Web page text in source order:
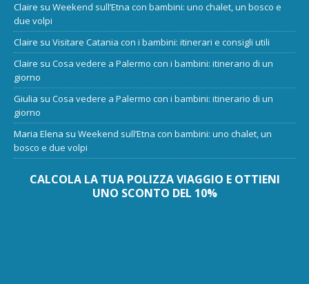
Claire su Weekend sull’Etna con bambini: uno chalet, un bosco e
due volpi
Claire su Visitare Catania con i bambini: itinerari e consigli utili
Claire su Cosa vedere a Palermo con i bambini: itinerario di un
giorno
Giulia su Cosa vedere a Palermo con i bambini: itinerario di un
giorno
Maria Elena su Weekend sull’Etna con bambini: uno chalet, un
bosco e due volpi
CALCOLA LA TUA POLIZZA VIAGGIO E OTTIENI
UNO SCONTO DEL 10%